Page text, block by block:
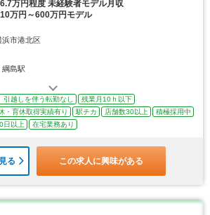
万円程度 未経験者モデル月収
万円～600万円モデル
市港北区
綱島駅
引越しを伴う転勤なし
残業月10ｈ以下
・育休取得実績有り 駅チカ 店舗数30以上
積極採用中
日以上 在宅業務あり
る この求人に興味がある